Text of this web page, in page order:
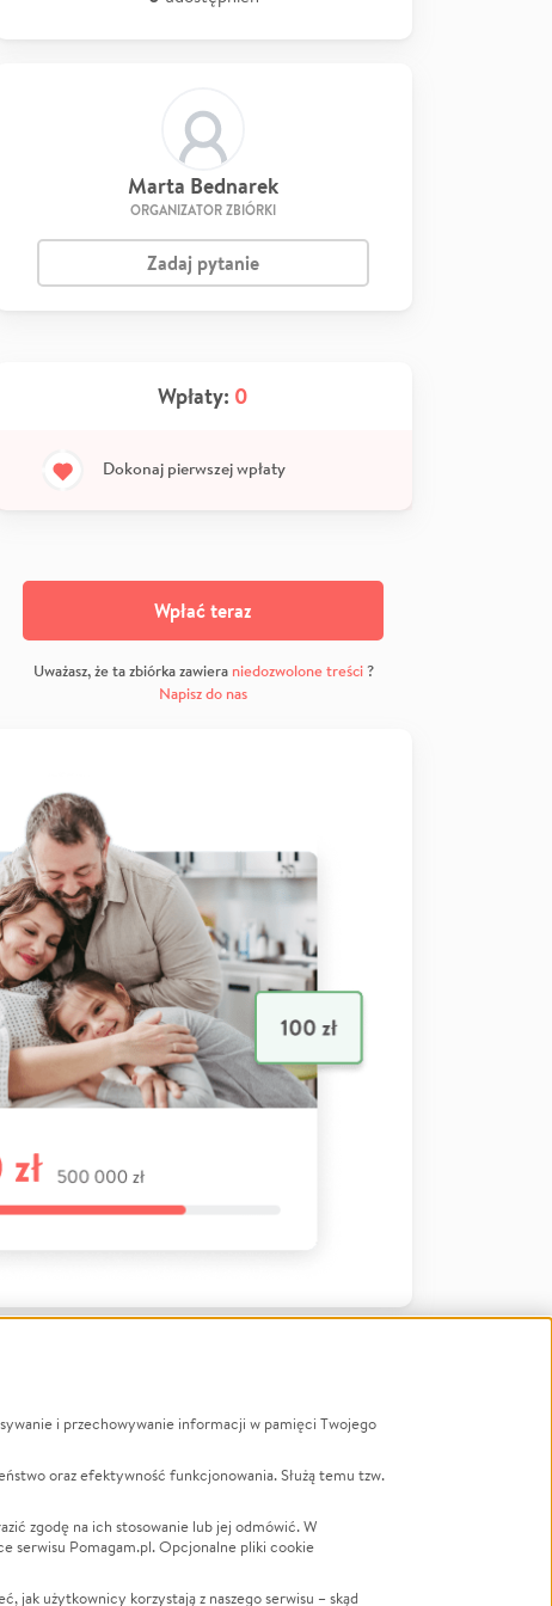
Marta Bednarek
ORGANIZATOR ZBIÓRKI
Zadaj pytanie
Wpłaty: 0
Dokonaj pierwszej wpłaty
Wpłać teraz
Uważasz, że ta zbiórka zawiera niedozwolone treści?
Napisz do nas
LGBTQ+
Powódź
Wichura
i przechowywanie informacji w pamięci Twojego
oraz efektywność funkcjonowania. Służą temu tzw.
zgodę na ich stosowanie lub jej odmówić. W
serwisu Pomagam.pl. Opcjonalne pliki cookie
jak użytkownicy korzystają z naszego serwisu – skąd